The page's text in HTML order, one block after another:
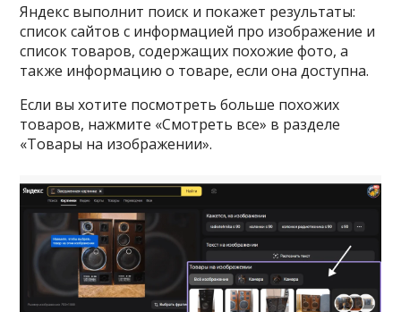
Яндекс выполнит поиск и покажет результаты:
список сайтов с информацией про изображение и
список товаров, содержащих похожие фото, а
также информацию о товаре, если она доступна.
Если вы хотите посмотреть больше похожих
товаров, нажмите «Смотреть все» в разделе
«Товары на изображении».